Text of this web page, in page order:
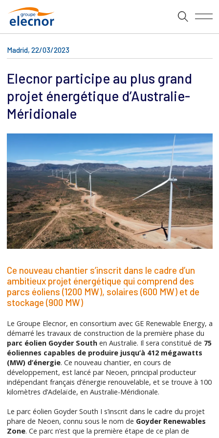
Madrid, 22/03/2023
Elecnor participe au plus grand
projet énergétique d’Australie-
Méridionale
Ce nouveau chantier s’inscrit dans le cadre d’un
ambitieux projet énergétique qui comprend des
parcs éoliens (1200 MW), solaires (600 MW) et de
stockage (900 MW)
Le Groupe Elecnor, en consortium avec GE Renewable Energy, a
démarré les travaux de construction de la première phase du
parc éolien Goyder South en Australie. Il sera constitué de 75
éoliennes capables de produire jusqu’à 412 mégawatts
(MW) d’énergie. Ce nouveau chantier, en cours de
développement, est lancé par Neoen, principal producteur
indépendant français d’énergie renouvelable, et se trouve à 100
kilomètres d’Adelaïde, en Australie-Méridionale.
Le parc éolien Goyder South I s’inscrit dans le cadre du projet
phare de Neoen, connu sous le nom de Goyder Renewables
Zone. Ce parc n’est que la première étape de ce plan de